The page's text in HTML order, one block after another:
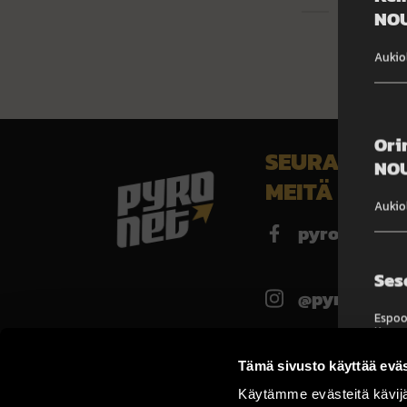
Tämä sivusto käyttää
Käytämme evästeitä
SEURAA
MEITÄ
pyronet.fi
@pyronet.fi
pyronet